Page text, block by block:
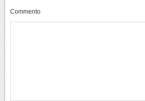
Commento